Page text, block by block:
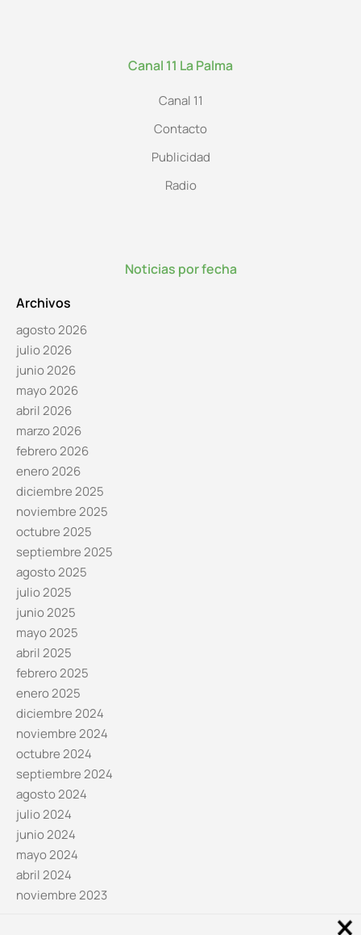
Canal 11 La Palma
Canal 11
Contacto
Publicidad
Radio
Noticias por fecha
Archivos
agosto 2026
julio 2026
junio 2026
mayo 2026
abril 2026
marzo 2026
febrero 2026
enero 2026
diciembre 2025
noviembre 2025
octubre 2025
septiembre 2025
agosto 2025
julio 2025
junio 2025
mayo 2025
abril 2025
febrero 2025
enero 2025
diciembre 2024
noviembre 2024
octubre 2024
septiembre 2024
agosto 2024
julio 2024
junio 2024
mayo 2024
abril 2024
noviembre 2023